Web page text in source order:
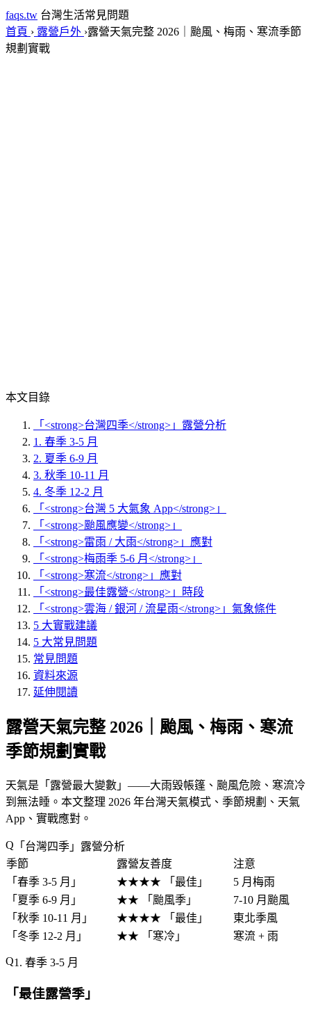
faqs.tw 台灣生活常見問題
首頁 › 露營戶外 ›露營天氣完整 2026｜颱風、梅雨、寒流季節
規劃實戰
本文目錄
「<strong>台灣四季</strong>」露營分析
1. 春季 3-5 月
2. 夏季 6-9 月
3. 秋季 10-11 月
4. 冬季 12-2 月
「<strong>台灣 5 大氣象 App</strong>」
「<strong>颱風應變</strong>」
「<strong>雷雨 / 大雨</strong>」應對
「<strong>梅雨季 5-6 月</strong>」
「<strong>寒流</strong>」應對
「<strong>最佳露營</strong>」時段
「<strong>雲海 / 銀河 / 流星雨</strong>」氣象條件
5 大實戰建議
5 大常見問題
常見問題
資料來源
延伸閱讀
露營天氣完整 2026｜颱風、梅雨、寒流
季節規劃實戰
天氣是「 露營最大變數 」——大雨毀帳篷、颱風危險、寒流冷
到無法睡。本文整理 2026 年台灣天氣模式、季節規劃、天氣
App、實戰應對。
「 台灣四季 」露營分析
季節
露營友善度
注意
「 春季 3-5 月 」 ★★★★ 「 最佳 」
5 月梅雨
「 夏季 6-9 月 」 ★★ 「 颱風季 」
7-10 月颱風
「 秋季 10-11 月 」 ★★★★ 「 最佳 」
東北季風
「 冬季 12-2 月 」 ★★ 「 寒冷 」 寒流 + 雨
1. 春季 3-5 月
「最佳露營季 」